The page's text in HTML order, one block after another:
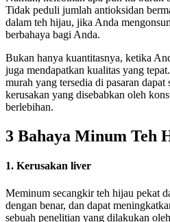
Tidak peduli jumlah antioksidan
dalam teh hijau, jika Anda
berbahaya bagi Anda.
Bukan hanya kuantitasnya, ketika
juga mendapatkan kualitas yang
murah yang tersedia di pasaran
kerusakan yang disebabkan oleh
berlebihan.
3 Bahaya Minum Teh
1. Kerusakan liver
Meminum secangkir teh hijau pekat
dengan benar, dan dapat
sebuah penelitian yang dilakukan